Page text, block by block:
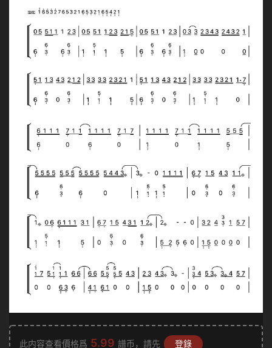
此内容查看價格爲 5.99 譜币，請先 登錄